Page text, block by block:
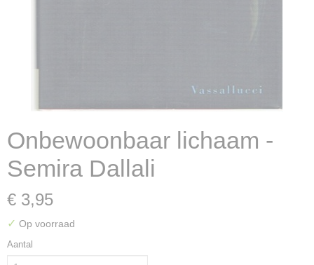
Onbewoonbaar lichaam -
Semira Dallali
€ 3,95
✓ Op voorraad
Aantal